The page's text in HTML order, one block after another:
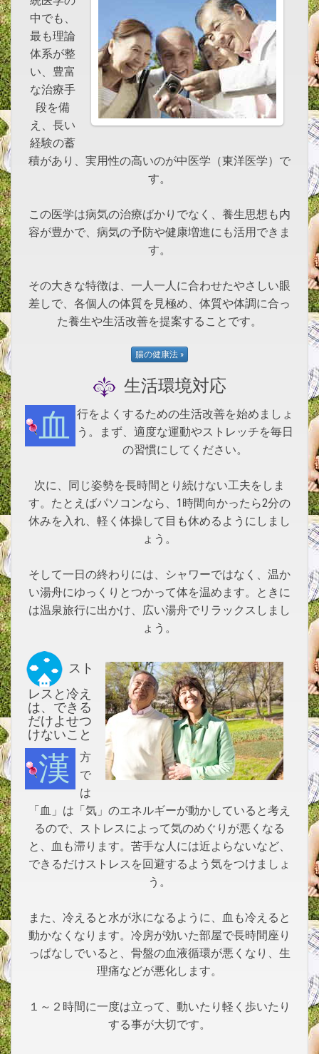
中でも、
最も理論
体系が整
い、豊富
な治療手
段を備
え、長い
経験の蓄
積があり、実用性の高いのが中医学（東洋医学）で
す。
この医学は病気の治療ばかりでなく、養生思想も内
容が豊かで、病気の予防や健康増進にも活用できま
す。
その大きな特徴は、一人一人に合わせたやさしい眼
差しで、各個人の体質を見極め、体質や体調に合っ
た養生や生活改善を提案することです。
生活環境対応
血行をよくするための生活改善を始めましょ
う。まず、適度な運動やストレッチを毎日
の習慣にしてください。
次に、同じ姿勢を長時間とり続けない工夫をしま
す。たとえばパソコンなら、1時間向かったら2分の
休みを入れ、軽く体操して目も休めるようにしまし
ょう。
そして一日の終わりには、シャワーではなく、温か
い湯舟にゆっくりとつかって体を温めます。ときに
は温泉旅行に出かけ、広い湯舟でリラックスしまし
ょう。
スト
レスと冷え
は、できる
だけよせつ
けないこと
漢方
で
は
「血」は「気」のエネルギーが動かしていると考え
るので、ストレスによって気のめぐりが悪くなる
と、血も滞ります。苦手な人には近よらないなど、
できるだけストレスを回避するよう気をつけましょ
う。
また、冷えると水が氷になるように、血も冷えると
動かなくなります。冷房が効いた部屋で長時間座り
っぱなしでいると、骨盤の血液循環が悪くなり、生
理痛などが悪化します。
１～２時間に一度は立って、動いたり軽く歩いたり
する事が大切です。